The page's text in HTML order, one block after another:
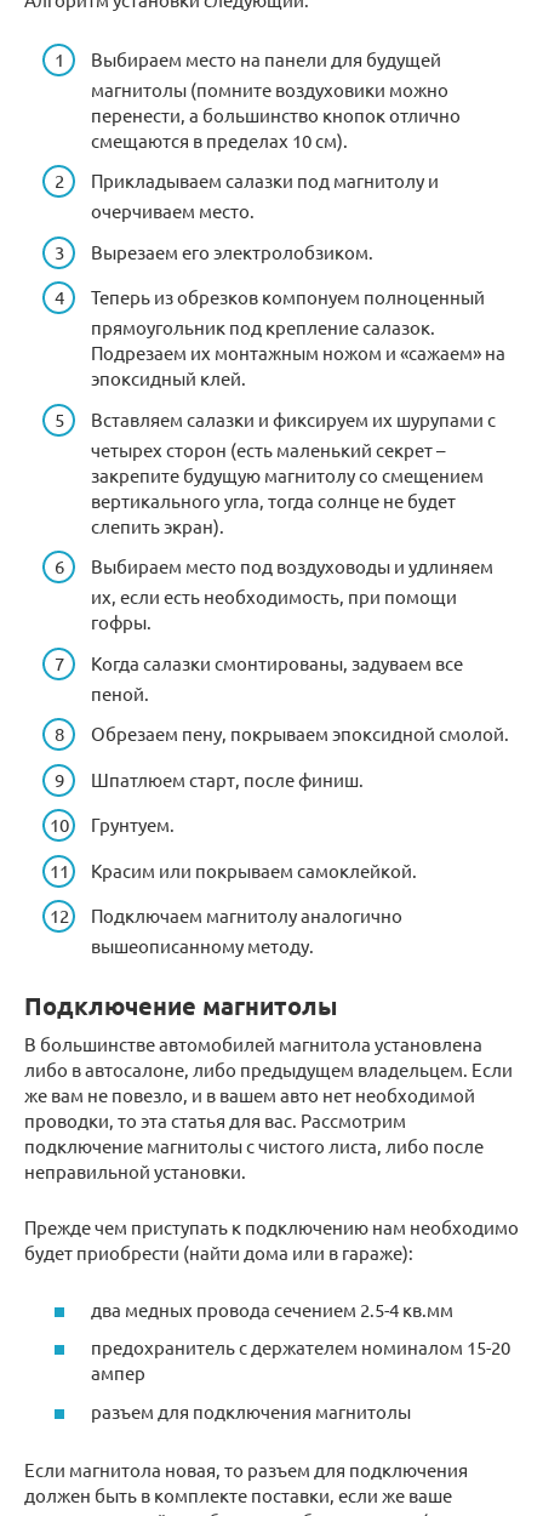
Выбираем место на панели для будущей
магнитолы (помните воздуховики можно
перенести, а большинство кнопок отлично
смещаются в пределах 10 см).
Прикладываем салазки под магнитолу и
очерчиваем место.
Вырезаем его электролобзиком.
Теперь из обрезков компонуем полноценный
прямоугольник под крепление салазок.
Подрезаем их монтажным ножом и «сажаем» на
эпоксидный клей.
Вставляем салазки и фиксируем их шурупами с
четырех сторон (есть маленький секрет –
закрепите будущую магнитолу со смещением
вертикального угла, тогда солнце не будет
слепить экран).
Выбираем место под воздуховоды и удлиняем
их, если есть необходимость, при помощи
гофры.
Когда салазки смонтированы, задуваем все
пеной.
Обрезаем пену, покрываем эпоксидной смолой.
Шпатлюем старт, после финиш.
Грунтуем.
Красим или покрываем самоклейкой.
Подключаем магнитолу аналогично
вышеописанному методу.
Подключение магнитолы
В большинстве автомобилей магнитола установлена
либо в автосалоне, либо предыдущем владельцем. Если
же вам не повезло, и в вашем авто нет необходимой
проводки, то эта статья для вас. Рассмотрим
подключение магнитолы с чистого листа, либо после
неправильной установки.
Прежде чем приступать к подключению нам необходимо
будет приобрести (найти дома или в гараже):
два медных провода сечением 2.5-4 кв.мм
предохранитель с держателем номиналом 15-20
ампер
разъем для подключения магнитолы
Если магнитола новая, то разъем для подключения
должен быть в комплекте поставки, если же ваше